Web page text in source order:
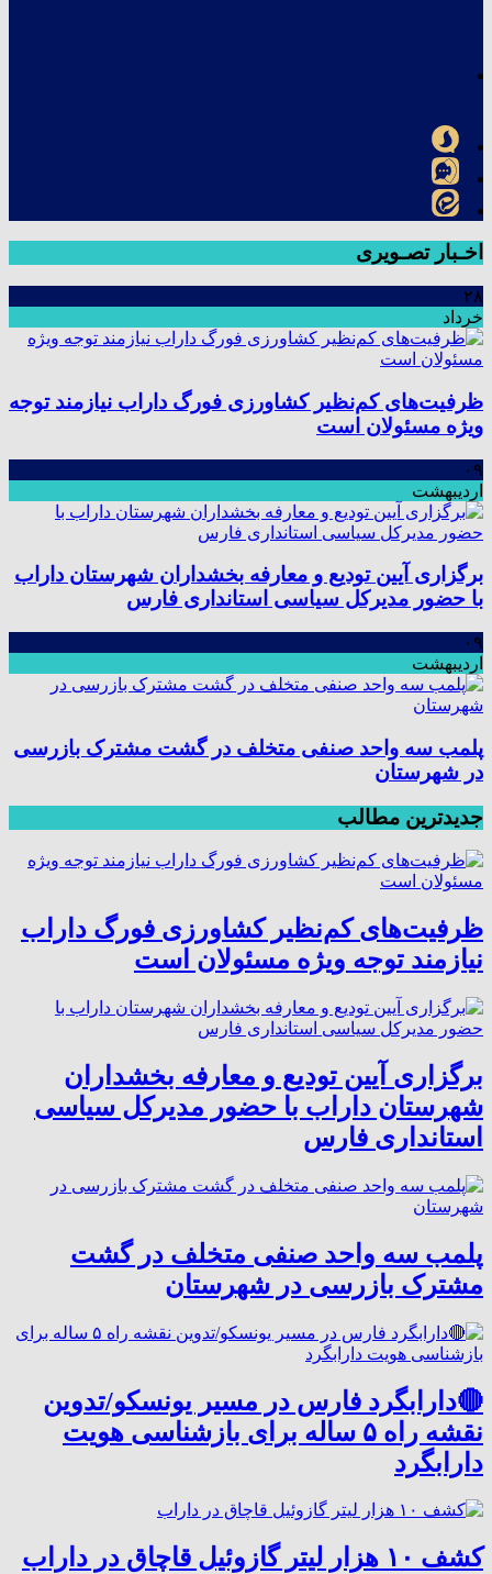
اخـبار تصـویری
۲۸
خرداد
ظرفیت‌های کم‌نظیر کشاورزی فورگ داراب نیازمند توجه
ویژه مسئولان است
۰۹
اردیبهشت
برگزاری آیین تودیع و معارفه بخشداران شهرستان داراب
با حضور مدیرکل سیاسی استانداری فارس
۰۹
اردیبهشت
پلمب سه واحد صنفی متخلف در گشت مشترک بازرسی
در شهرستان
جدیدترین مطالب
ظرفیت‌های کم‌نظیر کشاورزی فورگ داراب
نیازمند توجه ویژه مسئولان است
برگزاری آیین تودیع و معارفه بخشداران
شهرستان داراب با حضور مدیرکل سیاسی
استانداری فارس
پلمب سه واحد صنفی متخلف در گشت
مشترک بازرسی در شهرستان
🔴دارابگرد فارس در مسیر یونسکو/تدوین
نقشه راه ۵ ساله برای بازشناسی هویت
دارابگرد
کشف ۱۰ هزار لیتر گازوئیل قاچاق در داراب